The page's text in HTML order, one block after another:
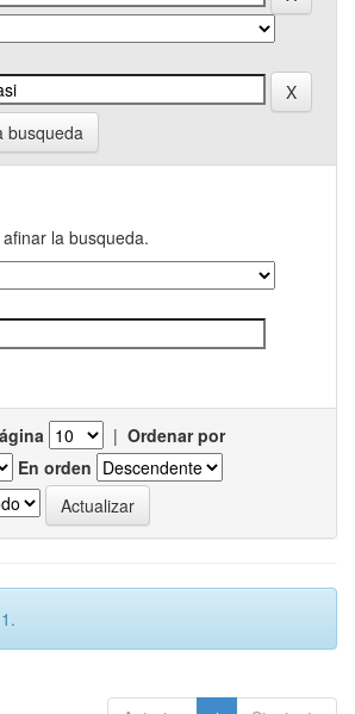
busqueda
la busqueda.
| Ordenar por
En orden